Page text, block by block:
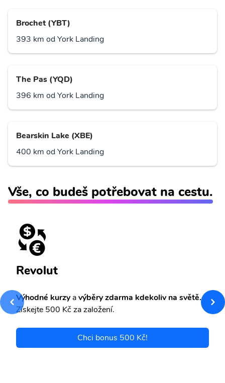
Brochet (YBT)
393 km od York Landing
The Pas (YQD)
396 km od York Landing
Bearskin Lake (XBE)
400 km od York Landing
Vše, co budeš potřebovat na cestu.
Revolut
Výhodné kurzyavýběry zdarma kdekoliv na světě.
Získejte 500 Kč za založení.
Chci bonus 500 Kč!